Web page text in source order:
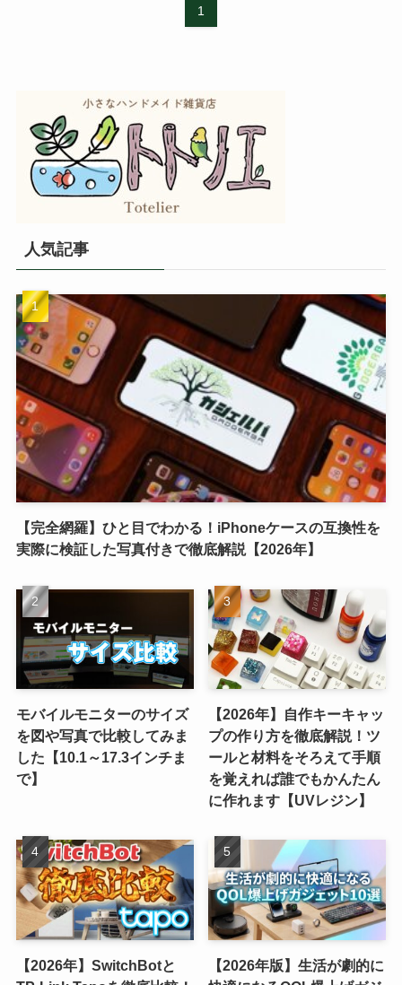
1
人気記事
【完全網羅】ひと目でわかる！iPhoneケースの互換性を
実際に検証した写真付きで徹底解説【2026年】
モバイルモニターのサイズ
を図や写真で比較してみま
した【10.1～17.3インチま
で】
【2026年】自作キーキャッ
プの作り方を徹底解説！ツ
ールと材料をそろえて手順
を覚えれば誰でもかんたん
に作れます【UVレジン】
【2026年】SwitchBotと
【2026年版】生活が劇的に